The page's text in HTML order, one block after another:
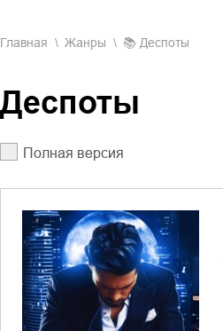
Главная Жанры Деспоты
Деспоты
Полная версия